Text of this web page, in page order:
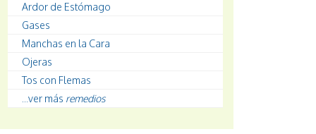
Ardor de Estómago
Gases
Manchas en la Cara
Ojeras
Tos con Flemas
...ver más remedios